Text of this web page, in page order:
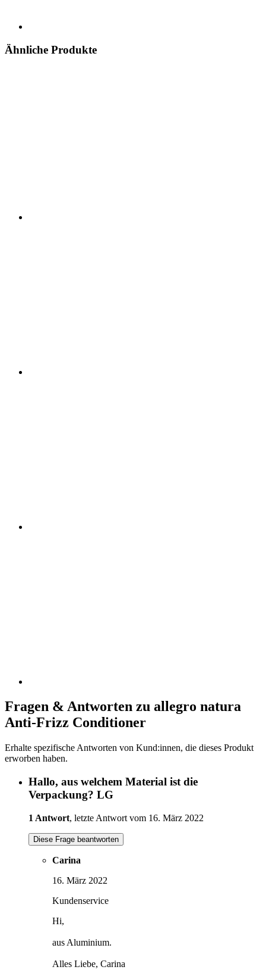
Ähnliche Produkte
Fragen & Antworten zu allegro natura
Anti-Frizz Conditioner
Erhalte spezifische Antworten von Kund:innen, die dieses Produkt
erworben haben.
Hallo, aus welchem Material ist die
Verpackung? LG
1 Antwort, letzte Antwort vom 16. März 2022
Diese Frage beantworten
Carina
16. März 2022
Kundenservice
Hi,
aus Aluminium.
Alles Liebe, Carina